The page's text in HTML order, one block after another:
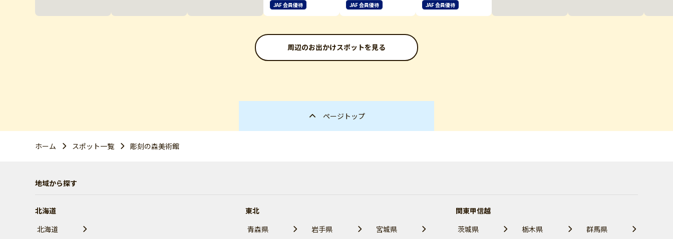
JAF 会員優待 JAF 会員優待 JAF 会員優待
周辺のお出かけスポットを見る
ページトップ
ホーム スポット一覧 彫刻の森美術館
地域から探す
北海道
北海道
東北
青森県
岩手県
宮城県
関東甲信越
茨城県
栃木県
群馬県